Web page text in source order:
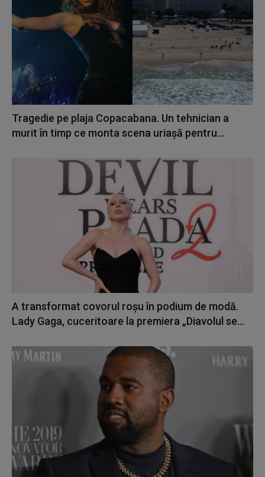
Tragedie pe plaja Copacabana. Un tehnician a
murit în timp ce monta scena uriașă pentru...
A transformat covorul roșu în podium de modă.
Lady Gaga, cuceritoare la premiera „Diavolul se...